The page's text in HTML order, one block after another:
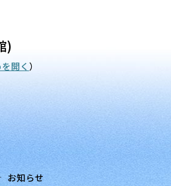
)
開く ）
お知らせ